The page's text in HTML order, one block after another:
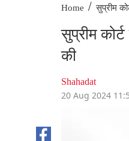
Home / सुप्रीम
सुप्रीम
की
Shahadat
20 Aug 2024